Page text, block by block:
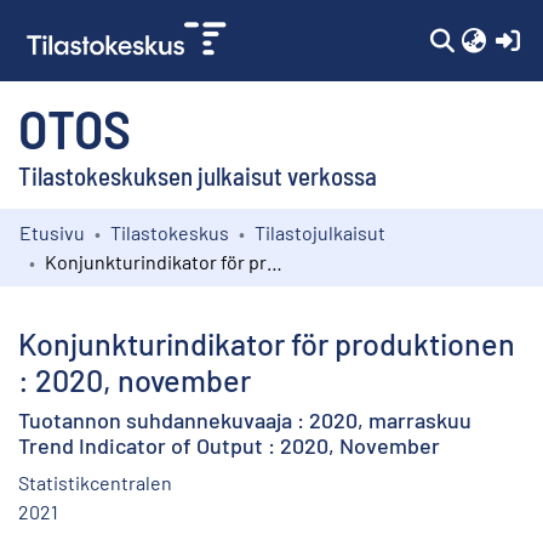
OTOS
Tilastokeskuksen julkaisut verkossa
Kokoelmat
Etusivu Tilastokeskus
Tilastojulkaisut
Konjunkturindikator för produktionen
: 2020, november
Tuotannon suhdannekuvaaja : 2020, marraskuu
Trend Indicator of Output : 2020, November
Statistikcentralen
2021